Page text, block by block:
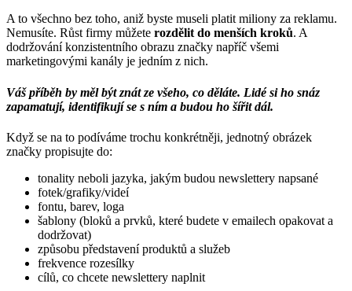
A to všechno bez toho, aniž byste museli platit miliony za reklamu.
Nemusíte. Růst firmy můžete rozdělit do menších kroků. A
dodržování konzistentního obrazu značky napříč všemi
marketingovými kanály je jedním z nich.
Váš příběh by měl být znát ze všeho, co děláte. Lidé si ho snáz
zapamatují, identifikují se s ním a budou ho šířit dál.
Když se na to podíváme trochu konkrétněji, jednotný obrázek
značky propisujte do:
tonality neboli jazyka, jakým budou newslettery napsané
fotek/grafiky/videí
fontu, barev, loga
šablony (bloků a prvků, které budete v emailech opakovat a
dodržovat)
způsobu představení produktů a služeb
frekvence rozesílky
cílů, co chcete newslettery naplnit